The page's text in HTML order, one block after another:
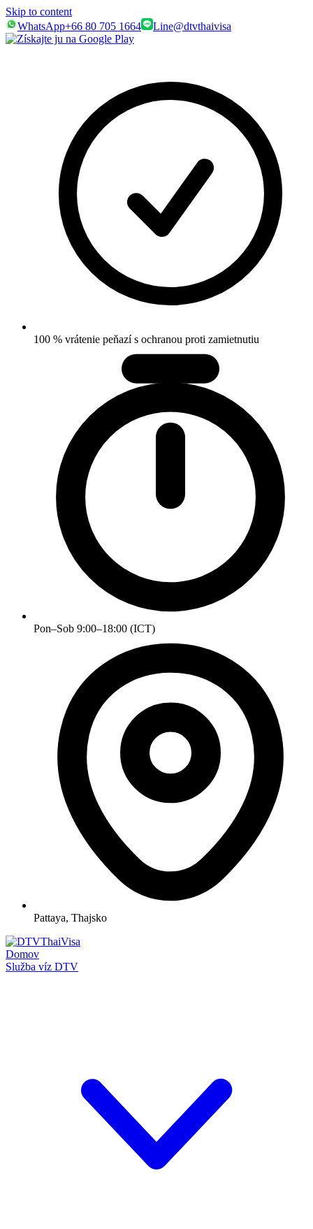
Skip to content
WhatsApp+66 80 705 1664 Line@dtvthaivisa
100 % vrátenie peňazí s ochranou proti zamietnutiu
Pon–Sob 9:00–18:00 (ICT)
Pattaya, Thajsko
Domov
Služba víz DTV